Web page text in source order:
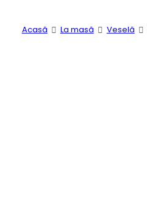
Acasă La masă Veselă